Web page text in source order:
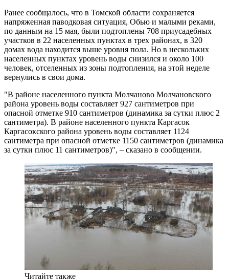
Ранее сообщалось, что в Томской области сохраняется
напряженная паводковая ситуация, Обью и малыми реками,
по данным на 15 мая, были подтоплены 708 приусадебных
участков в 22 населенных пунктах в трех районах, в 320
домах вода находится выше уровня пола. Но в нескольких
населенных пунктах уровень воды снизился и около 100
человек, отселенных из зоны подтопления, на этой неделе
вернулись в свои дома.
"В районе населенного пункта Молчаново Молчановского
района уровень воды составляет 927 сантиметров при
опасной отметке 910 сантиметров (динамика за сутки плюс 2
сантиметра). В районе населенного пункта Каргасок
Каргасокского района уровень воды составляет 1124
сантиметра при опасной отметке 1150 сантиметров (динамика
за сутки плюс 11 сантиметров)", – сказано в сообщении.
Читайте также